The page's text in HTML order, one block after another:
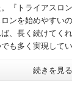
『トライアスロ
ンを始めやすい
、長く続けてく
も多く実現して
続きを見る